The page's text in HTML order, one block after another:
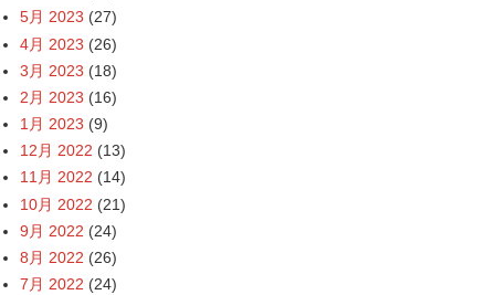
5月 2023 (27)
4月 2023 (26)
3月 2023 (18)
2月 2023 (16)
1月 2023 (9)
12月 2022 (13)
11月 2022 (14)
10月 2022 (21)
9月 2022 (24)
8月 2022 (26)
7月 2022 (24)